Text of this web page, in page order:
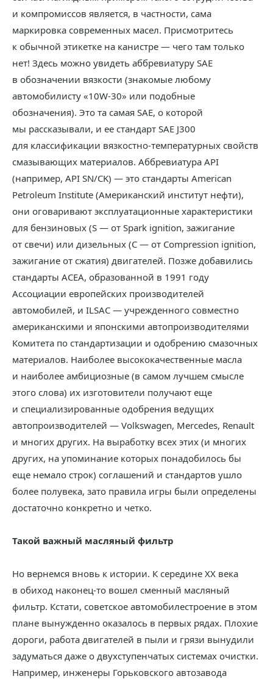
и компромиссов является, в частности, сама
маркировка современных масел. Присмотритесь
к обычной этикетке на канистре — чего там только
нет! Здесь можно увидеть аббревиатуру SAE
в обозначении вязкости (знакомые любому
автомобилисту «10W-30» или подобные
обозначения). Это та самая SAE, о которой
мы рассказывали, и ее стандарт SAE J300
для классификации вязкостно-температурных свойств
смазывающих материалов. Аббревиатура API
(например, API SN/CK) — это стандарты American
Petroleum Institute (Американский институт нефти),
они оговаривают эксплуатационные характеристики
для бензиновых (S — от Spark ignition, зажигание
от свечи) или дизельных (C — от Compression ignition,
зажигание от сжатия) двигателей. Позже добавились
стандарты ACEA, образованной в 1991 году
Ассоциации европейских производителей
автомобилей, и ILSAC — учрежденного совместно
американскими и японскими автопроизводителями
Комитета по стандартизации и одобрению смазочных
материалов. Наиболее высококачественные масла
и наиболее амбициозные (в самом лучшем смысле
этого слова) их изготовители получают еще
и специализированные одобрения ведущих
автопроизводителей — Volkswagen, Mercedes, Renault
и многих других. На выработку всех этих (и многих
других, на упоминание которых понадобилось бы
еще немало строк) соглашений и стандартов ушло
более полувека, зато правила игры были определены
достаточно конкретно и четко.
Такой важный масляный фильтр
Но вернемся вновь к истории. К середине ХХ века
в обиход наконец-то вошел сменный масляный
фильтр. Кстати, советское автомобилестроение в этом
плане вынужденно оказалось в первых рядах. Плохие
дороги, работа двигателей в пыли и грязи вынудили
задуматься даже о двухступенчатых системах очистки.
Например, инженеры Горьковского автозавода